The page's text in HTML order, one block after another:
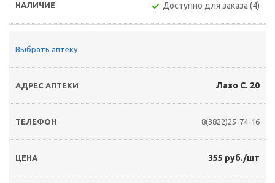
Доступно для заказа (4)
Выбрать аптеку
Лазо С. 20
8(3822)25-74-16
355 руб./шт